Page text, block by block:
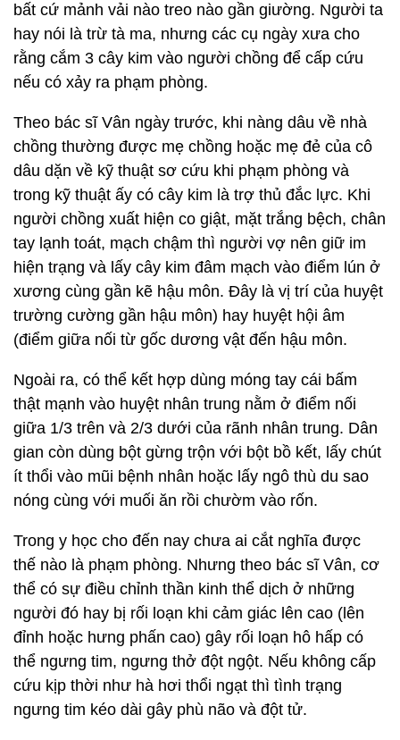
bất cứ mảnh vải nào treo nào gần giường. Người ta
hay nói là trừ tà ma, nhưng các cụ ngày xưa cho
rằng cắm 3 cây kim vào người chồng để cấp cứu
nếu có xảy ra phạm phòng.
Theo bác sĩ Vân ngày trước, khi nàng dâu về nhà
chồng thường được mẹ chồng hoặc mẹ đẻ của cô
dâu dặn về kỹ thuật sơ cứu khi phạm phòng và
trong kỹ thuật ấy có cây kim là trợ thủ đắc lực. Khi
người chồng xuất hiện co giật, mặt trắng bệch, chân
tay lạnh toát, mạch chậm thì người vợ nên giữ im
hiện trạng và lấy cây kim đâm mạch vào điểm lún ở
xương cùng gần kẽ hậu môn. Đây là vị trí của huyệt
trường cường gần hậu môn) hay huyệt hội âm
(điểm giữa nối từ gốc dương vật đến hậu môn.
Ngoài ra, có thể kết hợp dùng móng tay cái bấm
thật mạnh vào huyệt nhân trung nằm ở điểm nối
giữa 1/3 trên và 2/3 dưới của rãnh nhân trung. Dân
gian còn dùng bột gừng trộn với bột bồ kết, lấy chút
ít thổi vào mũi bệnh nhân hoặc lấy ngô thù du sao
nóng cùng với muối ăn rồi chườm vào rốn.
Trong y học cho đến nay chưa ai cắt nghĩa được
thế nào là phạm phòng. Nhưng theo bác sĩ Vân, cơ
thể có sự điều chỉnh thần kinh thể dịch ở những
người đó hay bị rối loạn khi cảm giác lên cao (lên
đỉnh hoặc hưng phấn cao) gây rối loạn hô hấp có
thể ngưng tim, ngưng thở đột ngột. Nếu không cấp
cứu kịp thời như hà hơi thổi ngạt thì tình trạng
ngưng tim kéo dài gây phù não và đột tử.